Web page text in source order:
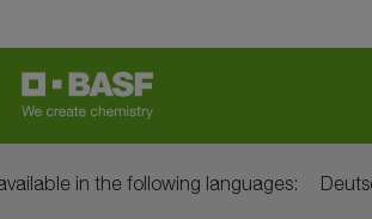
in the following languages: